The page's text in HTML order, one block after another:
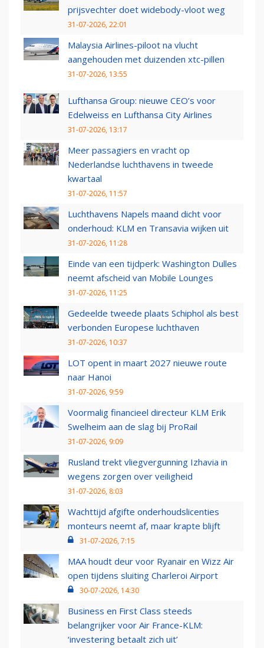
prijsvechter doet widebody-vloot weg
31-07-2026, 22:01
Malaysia Airlines-piloot na vlucht
aangehouden met duizenden xtc-pillen
31-07-2026, 13:55
Lufthansa Group: nieuwe CEO’s voor
Edelweiss en Lufthansa City Airlines
31-07-2026, 13:17
Meer passagiers en vracht op
Nederlandse luchthavens in tweede
kwartaal
31-07-2026, 11:57
Luchthavens Napels maand dicht voor
onderhoud: KLM en Transavia wijken uit
31-07-2026, 11:28
Einde van een tijdperk: Washington Dulles
neemt afscheid van Mobile Lounges
31-07-2026, 11:25
Gedeelde tweede plaats Schiphol als best
verbonden Europese luchthaven
31-07-2026, 10:37
LOT opent in maart 2027 nieuwe route
naar Hanoi
31-07-2026, 9:59
Voormalig financieel directeur KLM Erik
Swelheim aan de slag bij ProRail
31-07-2026, 9:09
Rusland trekt vliegvergunning Izhavia in
wegens zorgen over veiligheid
31-07-2026, 8:03
Wachttijd afgifte onderhoudslicenties
monteurs neemt af, maar krapte blijft
31-07-2026, 7:15
MAA houdt deur voor Ryanair en Wizz Air
open tijdens sluiting Charleroi Airport
30-07-2026, 14:30
Business en First Class steeds
belangrijker voor Air France-KLM:
‘investering betaalt zich uit’